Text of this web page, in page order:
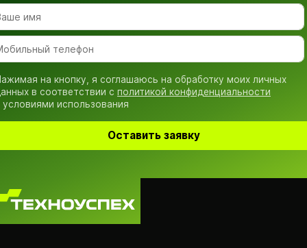
на кнопку, я соглашаюсь на обработку моих личных
в соответствии с политикой конфиденциальности
условиями использования
Оставить заявку